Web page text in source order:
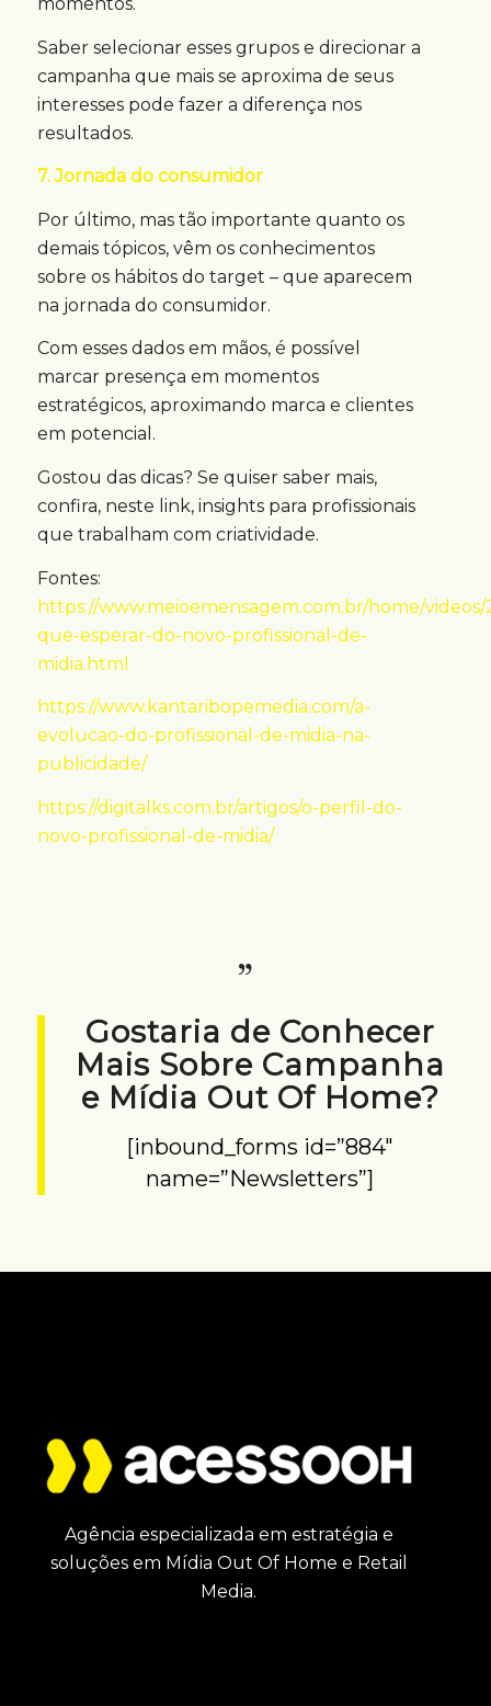
Saber selecionar esses grupos e direcionar a
campanha que mais se aproxima de seus
interesses pode fazer a diferença nos
resultados.
7. Jornada do consumidor
Por último, mas tão importante quanto os
demais tópicos, vêm os conhecimentos
sobre os hábitos do target – que aparecem
na jornada do consumidor.
Com esses dados em mãos, é possível
marcar presença em momentos
estratégicos, aproximando marca e clientes
em potencial.
Gostou das dicas? Se quiser saber mais,
confira, neste link, insights para profissionais
que trabalham com criatividade.
Fontes:
https://www.meioemensagem.com.br/home/videos/
que-esperar-do-novo-profissional-de-
midia.html
https://www.kantaribopemedia.com/a-
evolucao-do-profissional-de-midia-na-
publicidade/
https://digitalks.com.br/artigos/o-perfil-do-
novo-profissional-de-midia/
Gostaria de Conhecer
Mais Sobre Campanha
e Mídia Out Of Home?
[inbound_forms id=”884″
name=”Newsletters”]
Agência especializada em estratégia e
soluções em Mídia Out Of Home e Retail
Media.